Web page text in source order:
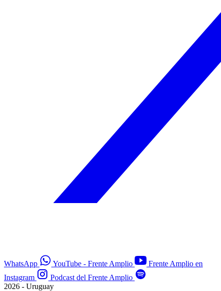
WhatsApp YouTube - Frente Amplio
Frente Amplio en
Instagram
Podcast del Frente Amplio
2026 - Uruguay